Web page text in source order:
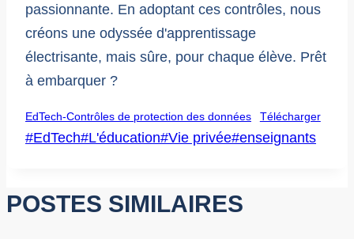
passionnante. En adoptant ces contrôles, nous
créons une odyssée d'apprentissage
électrisante, mais sûre, pour chaque élève. Prêt
à embarquer ?
EdTech-Contrôles de protection des données Télécharger
Post
#EdTech#L'éducation#Vie privée#enseignants
POSTES SIMILAIRES